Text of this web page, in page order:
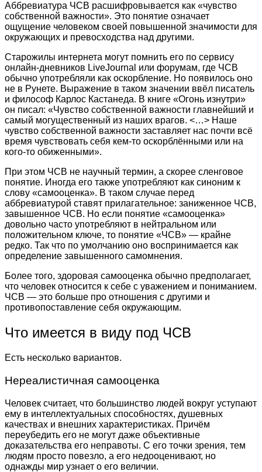
Аббревиатура ЧСВ расшифровывается как «чувство
собственной важности». Это понятие означает
ощущение человеком своей повышенной значимости для
окружающих и превосходства над другими.
Старожилы интернета могут помнить его по сервису
онлайн-дневников LiveJournal или форумам, где ЧСВ
обычно употребляли как оскорбление. Но появилось оно
не в Рунете. Выражение в таком значении ввёл писатель
и философ Карлос Кастанеда. В книге «Огонь изнутри»
он писал: «Чувство собственной важности главнейший и
самый могущественный из наших врагов. <…> Наше
чувство собственной важности заставляет нас почти всё
время чувствовать себя кем-то оскорблёнными или на
кого-то обиженными».
При этом ЧСВ не научный термин, а скорее сленговое
понятие. Иногда его также употребляют как синоним к
слову «самооценка». В таком случае перед
аббревиатурой ставят прилагательное: заниженное ЧСВ,
завышенное ЧСВ. Но если понятие «самооценка»
довольно часто употребляют в нейтральном или
положительном ключе, то понятие «ЧСВ» — крайне
редко. Так что по умолчанию оно воспринимается как
определение завышенного самомнения.
Более того, здоровая самооценка обычно предполагает,
что человек относится к себе с уважением и пониманием.
ЧСВ — это больше про отношения с другими и
противопоставление себя окружающим.
Что имеется в виду под ЧСВ
Есть несколько вариантов.
Нереалистичная самооценка
Человек считает, что большинство людей вокруг уступают
ему в интеллектуальных способностях, душевных
качествах и внешних характеристиках. Причём
переубедить его не могут даже объективные
доказательства его неправоты. С его точки зрения, тем
людям просто повезло, а его недооценивают, но
однажды мир узнает о его величии.